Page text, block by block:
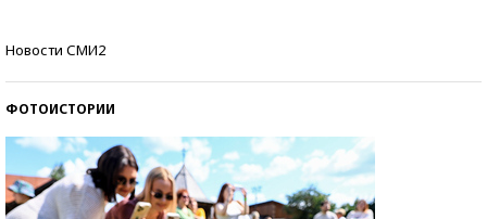
Новости СМИ2
ФОТОИСТОРИИ